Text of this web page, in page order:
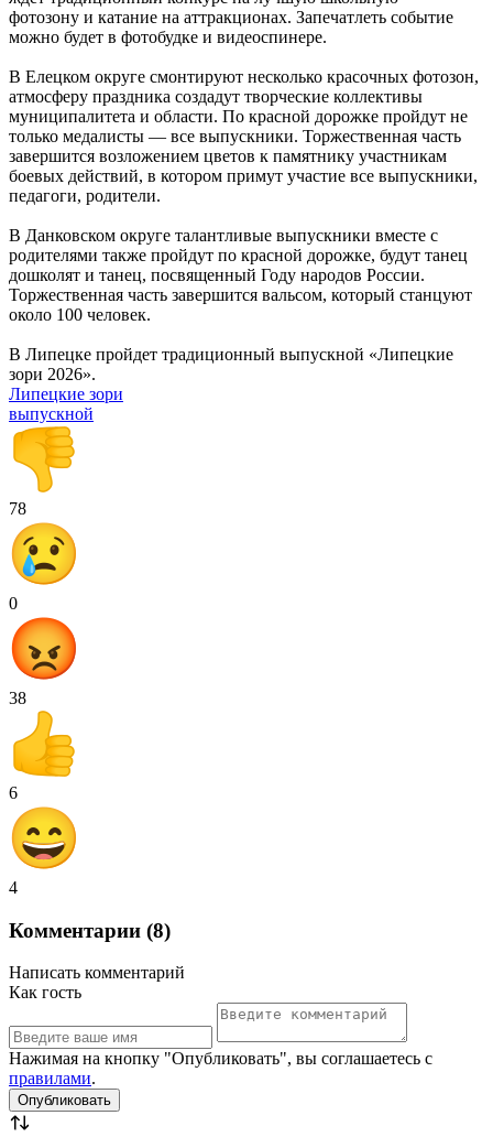
фотозону и катание на аттракционах. Запечатлеть событие
можно будет в фотобудке и видеоспинере.
В Елецком округе смонтируют несколько красочных фотозон,
атмосферу праздника создадут творческие коллективы
муниципалитета и области. По красной дорожке пройдут не
только медалисты — все выпускники. Торжественная часть
завершится возложением цветов к памятнику участникам
боевых действий, в котором примут участие все выпускники,
педагоги, родители.
В Данковском округе талантливые выпускники вместе с
родителями также пройдут по красной дорожке, будут танец
дошколят и танец, посвященный Году народов России.
Торжественная часть завершится вальсом, который станцуют
около 100 человек.
В Липецке пройдет традиционный выпускной «Липецкие
зори 2026».
Липецкие зори
выпускной
78
0
38
6
4
Комментарии (8)
Написать комментарий
Как гость
Нажимая на кнопку "Опубликовать", вы соглашаетесь с
правилами.